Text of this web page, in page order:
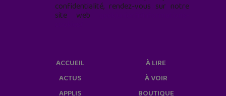
confidentialité, rendez-vous sur notre
site web
ACCUEIL
ACTUS
APPLIS
À LIRE
À VOIR
BOUTIQUE